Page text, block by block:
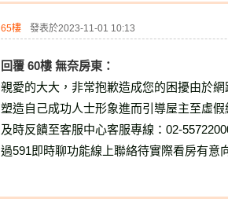
65樓 發表於2023-11-01 10:13
回覆 60樓 無奈房東：
親愛的大大，非常抱歉造成您的困擾由於
塑造自己成功人士形象進而引導屋主至虛
及時反饋至客服中心客服專線：02-
過591即時聊功能線上聯絡待實際看房有意